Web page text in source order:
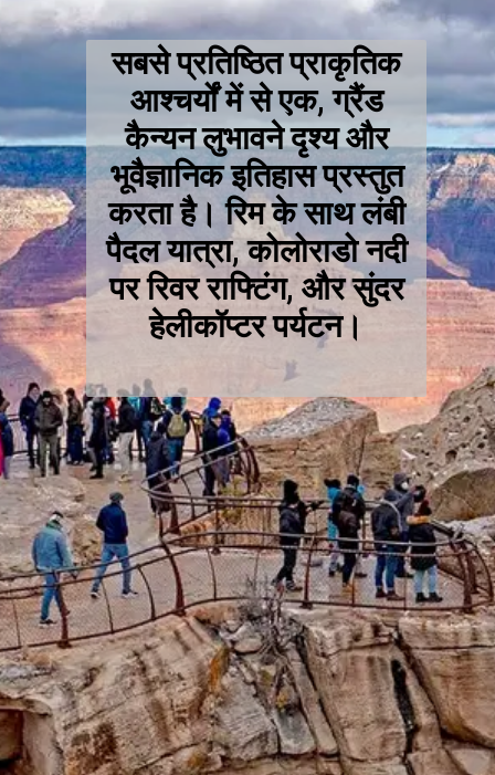
सबसे प्रतिष्ठित प्राकृतिक
आश्चर्यों में से एक, ग्रैंड
कैन्यन लुभावने दृश्य और
भूवैज्ञानिक इतिहास प्रस्तुत
करता है। रिम के साथ लंबी
पैदल यात्रा, कोलोराडो नदी
पर रिवर राफ्टिंग, और सुंदर
हेलीकॉप्टर पर्यटन।